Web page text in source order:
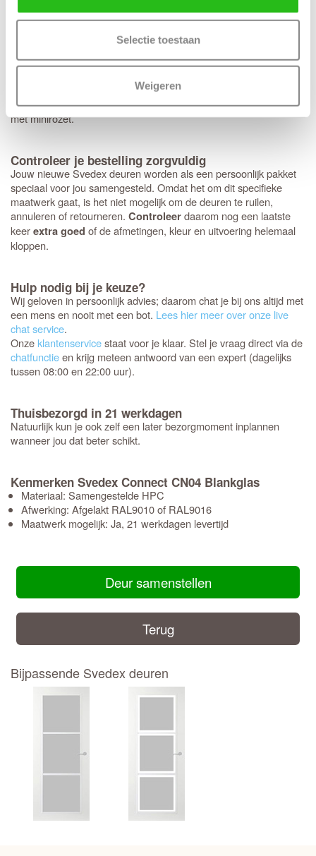
Selectie toestaan
Weigeren
deurbeslag past perfect. Hoewel het deurbeslag van Svedex
kwalitatief uitstekend is, ben je hier niet aan gebonden en kun je
ook voor andere merken kiezen. Heb je een voorkeur voor een
strakke look met minirozetten in plaats van een standaard rond of
Houd er wel rekening mee dat deze specifieke fabrieksboring
alleen mogelijk is bij aankoop van origineelSvedex deurbeslag
met minirozet.
Controleer je bestelling zorgvuldig
Jouw nieuwe Svedex deuren worden als een persoonlijk pakket
speciaal voor jou samengesteld. Omdat het om dit specifieke
maatwerk gaat, is het niet mogelijk om de deuren te ruilen,
annuleren of retourneren. Controleerdaarom nog een laatste
keerextra goed of de afmetingen, kleur en uitvoering helemaal
kloppen.
Hulp nodig bij je keuze?
Wij geloven in persoonlijk advies; daarom chat je bij ons altijd met
een mens en nooit met een bot. Lees hier meer over onze live
chat service.
Onzeklantenservicestaat voor je klaar. Stel je vraag direct via de
chatfunctieen krijg meteen antwoord van een expert (dagelijks
tussen 08:00 en 22:00 uur).
Thuisbezorgd in 21 werkdagen
Natuurlijk kun je ook zelf een later bezorgmoment inplannen
wanneer jou dat beter schikt.
Kenmerken Svedex Connect CN04 Blankglas
Materiaal: Samengestelde HPC
Afwerking: Afgelakt RAL9010 of RAL9016
Maatwerk mogelijk: Ja, 21 werkdagen levertijd
Deur samenstellen
Terug
Bijpassende Svedex deuren